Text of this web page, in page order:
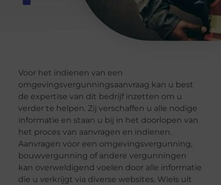
Voor het indienen van een
omgevingsvergunningsaanvraag kan u best
de expertise van dit bedrijf inzetten om u
verder te helpen. Zij verschaffen u alle nodige
informatie en staan u bij in het doorlopen van
het proces van aanvragen en indienen.
Aanvragen voor een omgevingsvergunning,
bouwvergunning of andere vergunningen
kan overweldigend voelen door alle informatie
die u verkrijgt via diverse websites. Wiels uit